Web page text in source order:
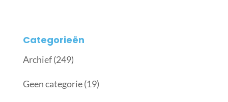
Categorieën
Archief(249)
Geen categorie(19)